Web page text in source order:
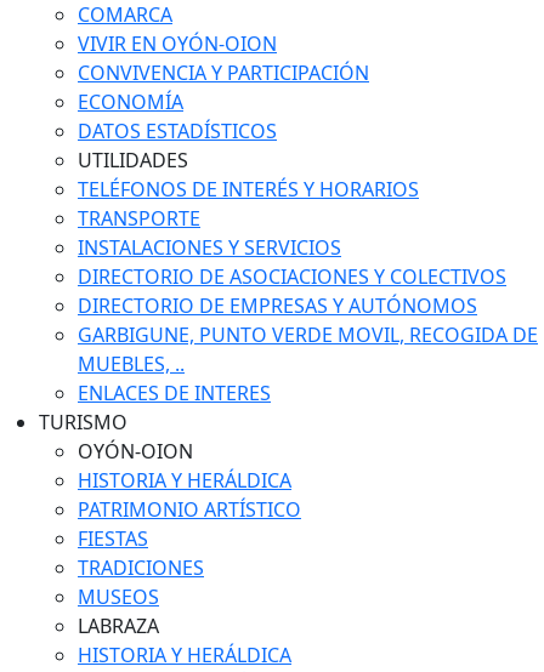
COMARCA
VIVIR EN OYÓN-OION
CONVIVENCIA Y PARTICIPACIÓN
ECONOMÍA
DATOS ESTADÍSTICOS
UTILIDADES
TELÉFONOS DE INTERÉS Y HORARIOS
TRANSPORTE
INSTALACIONES Y SERVICIOS
DIRECTORIO DE ASOCIACIONES Y COLECTIVOS
DIRECTORIO DE EMPRESAS Y AUTÓNOMOS
GARBIGUNE, PUNTO VERDE MOVIL, RECOGIDA DE
MUEBLES, ..
ENLACES DE INTERES
TURISMO
OYÓN-OION
HISTORIA Y HERÁLDICA
PATRIMONIO ARTÍSTICO
FIESTAS
TRADICIONES
MUSEOS
LABRAZA
HISTORIA Y HERÁLDICA